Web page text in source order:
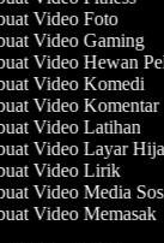
Video Foto
Video Gaming
Video Hewan
Video Komedi
Video Komentar
Video Latihan
Video Layar
Video Lirik
Video Media
Video Memasak